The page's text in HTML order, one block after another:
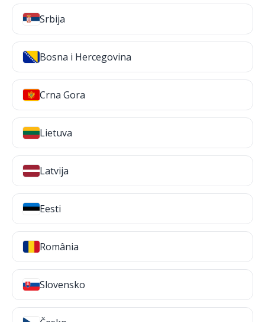
Srbija
Bosna i Hercegovina
Crna Gora
Lietuva
Latvija
Eesti
România
Slovensko